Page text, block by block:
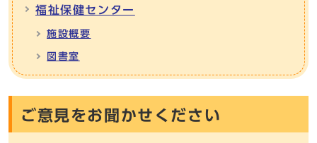
福祉保健センター
施設概要
図書室
ご意見をお聞かせください